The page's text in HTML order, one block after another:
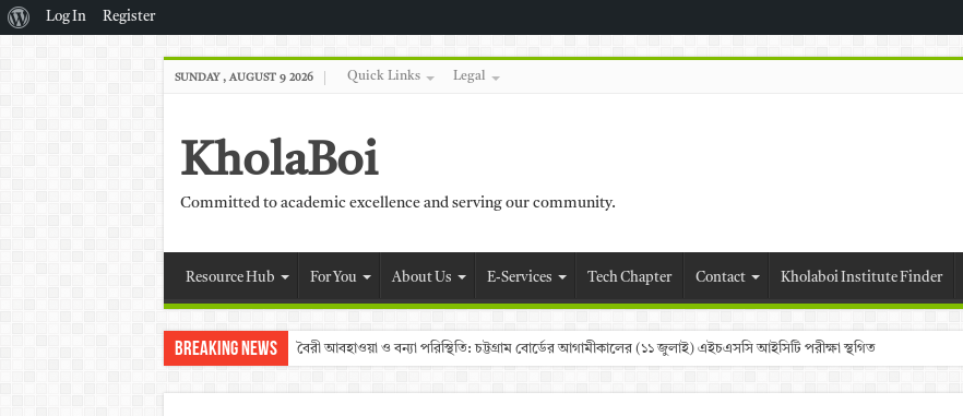
SUNDAY , AUGUST 9 2026 Quick Links Legal
KholaBoi
Committed to academic excellence and serving our community.
Resource Hub For You About Us E-Services Tech Chapter Contact Kholaboi Institute Finder
Breaking News বৈরী আবহাওয়া ও বন্যা পরিস্থিতি: চট্টগ্রাম বোর্ডের আগামীকালের (১১ জুলাই) এইচএসসি আইসিটি পরীক্ষা স্থগিত
About
Log In Register